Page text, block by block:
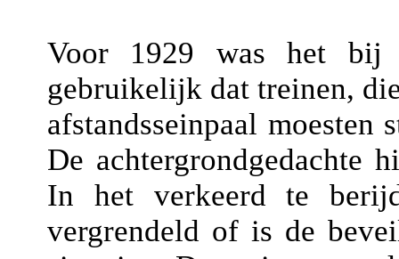
Voor 1929 was het bij
gebruikelijk dat treinen,
afstandsseinpaal moesten
De achtergrondgedachte
In het verkeerd te
vergrendeld of is de